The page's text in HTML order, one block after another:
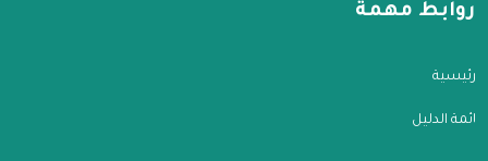
روابط مهمة
الرئيسية
قائمة الدليل